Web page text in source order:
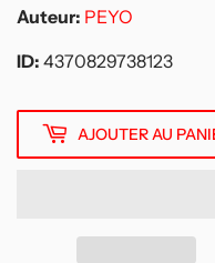
Auteur: PEYO
ID: 4370829738123
AJOUTER AU